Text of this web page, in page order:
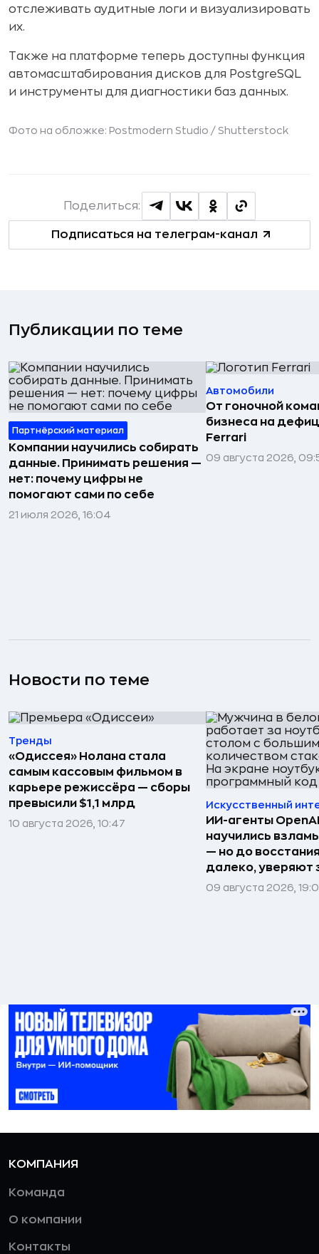
отслеживать аудитные логи и визуализировать
их.
Также на платформе теперь доступны функция
автомасштабирования дисков для PostgreSQL
и инструменты для диагностики баз данных.
Фото на обложке: Postmodern Studio / Shutterstock
Подписаться на телеграм-канал
Поделиться:
Публикации по теме
Партнёрский материал
Компании научились собирать
данные. Принимать решения —
нет: почему цифры не
помогают сами по себе
21 июля 2026, 16:04
Автомобили
От гоночной
бизнеса на
Ferrari
09 августа 2026,
Новости по теме
Тренды
«Одиссея» Нолана стала
самым кассовым фильмом в
карьере режиссёра — сборы
превысили $1,1 млрд
10 августа 2026, 10:47
Искусственный
ИИ-агенты
научились
— но до
далеко, уверяют
09 августа 2026,
КОМПАНИЯ
Команда
О компании
Контакты